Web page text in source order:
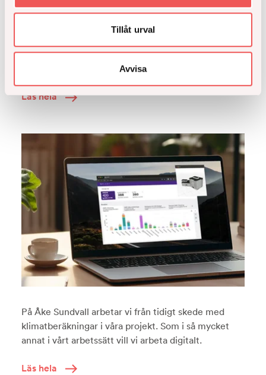
Tillåt urval
Avvisa
Åke Sundvall säljer återstående del av Atlaskvarteret
i Barkarbystaden till Art-Invest Real Estate
Läs hela
På Åke Sundvall arbetar vi från tidigt skede med
klimatberäkningar i våra projekt. Som i så mycket
annat i vårt arbetssätt vill vi arbeta digitalt.
Läs hela